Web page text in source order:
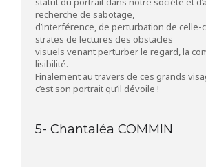
recherche de sabotage,
d’interférence, de perturbation de celle-
strates de lectures des obstacles
visuels venant perturber le regard, la
lisibilité.
Finalement au travers de ces grands
c’est son portrait qu’il dévoile !
5- Chantaléa COMMIN